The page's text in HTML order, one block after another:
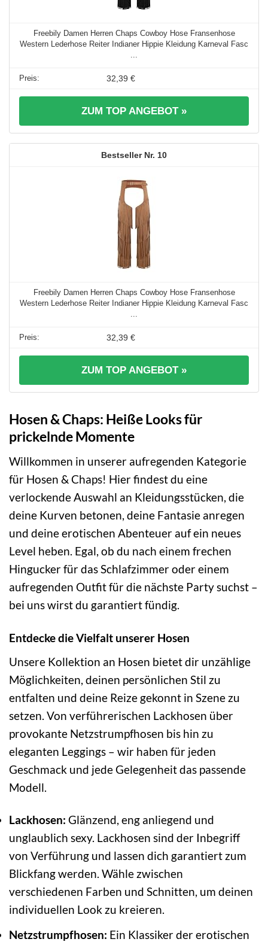
Freebily Damen Herren Chaps Cowboy Hose Fransenhose
Western Lederhose Reiter Indianer Hippie Kleidung Karneval Fasc
...
32,39 €
ZUM TOP ANGEBOT »
10
Freebily Damen Herren Chaps Cowboy Hose Fransenhose
Western Lederhose Reiter Indianer Hippie Kleidung Karneval Fasc
...
32,39 €
ZUM TOP ANGEBOT »
Hosen & Chaps: Heiße Looks für
prickelnde Momente
Willkommen in unserer aufregenden Kategorie
für Hosen & Chaps! Hier findest du eine
verlockende Auswahl an Kleidungsstücken, die
deine Kurven betonen, deine Fantasie anregen
und deine erotischen Abenteuer auf ein neues
Level heben. Egal, ob du nach einem frechen
Hingucker für das Schlafzimmer oder einem
aufregenden Outfit für die nächste Party suchst –
bei uns wirst du garantiert fündig.
Entdecke die Vielfalt unserer Hosen
Unsere Kollektion an Hosen bietet dir unzählige
Möglichkeiten, deinen persönlichen Stil zu
entfalten und deine Reize gekonnt in Szene zu
setzen. Von verführerischen Lackhosen über
provokante Netzstrumpfhosen bis hin zu
eleganten Leggings – wir haben für jeden
Geschmack und jede Gelegenheit das passende
Modell.
Lackhosen: Glänzend, eng anliegend und
unglaublich sexy. Lackhosen sind der Inbegriff
von Verführung und lassen dich garantiert zum
Blickfang werden. Wähle zwischen
verschiedenen Farben und Schnitten, um deinen
individuellen Look zu kreieren.
Netzstrumpfhosen: Ein Klassiker der erotischen